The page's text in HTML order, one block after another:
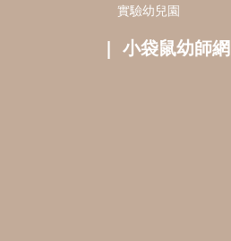
實驗幼兒園
小袋鼠幼師網